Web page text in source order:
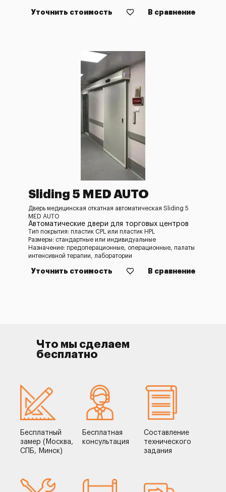
Уточнить стоимость В сравнение
Sliding 5 MED AUTO
Дверь медицинская откатная автоматическая Sliding 5
MED AUTO
Автоматические двери для торговых центров
Тип покрытия: пластик CPL или пластик HPL
Размеры: стандартные или индивидуальные
Назначение: предоперационные, операционные, палаты
интенсивной терапии, лаборатории
Уточнить стоимость В сравнение
Что мы сделаем
бесплатно
Бесплатный
замер (Москва,
СПБ, Минск)
Бесплатная
консультация
Составление
технического
задания